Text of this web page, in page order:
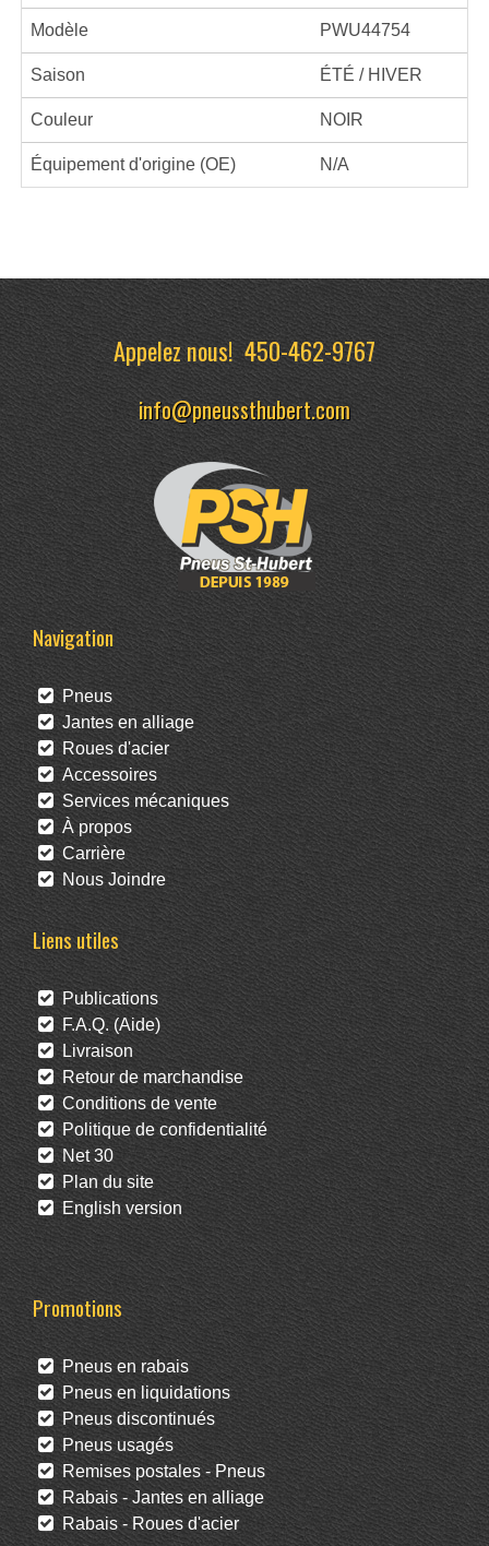
Modèle PWU44754
Saison ÉTÉ / HIVER
Couleur NOIR
Équipement d'origine (OE) N/A
Appelez nous!450-462-9767
info@pneussthubert.com
Navigation
Pneus
Jantes en alliage
Roues d'acier
Accessoires
Services mécaniques
À propos
Carrière
Nous Joindre
Liens utiles
Publications
F.A.Q. (Aide)
Livraison
Retour de marchandise
Conditions de vente
Politique de confidentialité
Net 30
Plan du site
English version
Promotions
Pneus en rabais
Pneus en liquidations
Pneus discontinués
Pneus usagés
Remises postales - Pneus
Rabais - Jantes en alliage
Rabais - Roues d'acier